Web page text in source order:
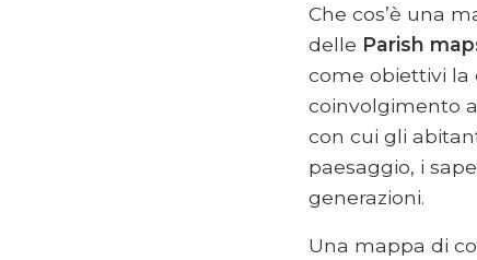
Che cos’è una
delle Parish
come obiettivi la
coinvolgimento
con cui gli
paesaggio, i
generazioni.
Una mappa di